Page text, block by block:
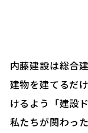
内藤建設は総合
建物を建てるだ
けるよう「建設
私たちが関わっ